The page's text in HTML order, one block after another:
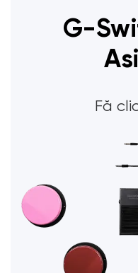
G-
Fă